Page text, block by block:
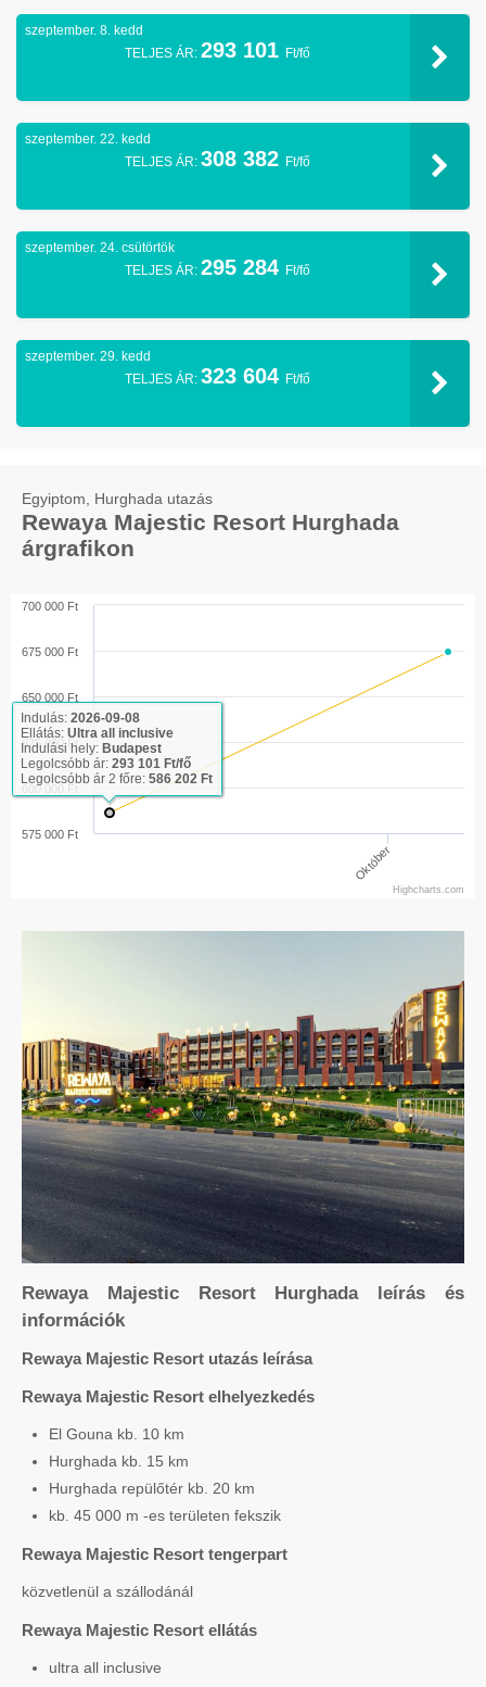
szeptember. 8. kedd
TELJES ÁR: 293 101 Ft/fő
szeptember. 22. kedd
TELJES ÁR: 308 382 Ft/fő
szeptember. 24. csütörtök
TELJES ÁR: 295 284 Ft/fő
szeptember. 29. kedd
TELJES ÁR: 323 604 Ft/fő
Egyiptom, Hurghada utazás
Rewaya Majestic Resort Hurghada
árgrafikon
Október
575 000 Ft
600 000 Ft
625 000 Ft
650 000 Ft
675 000 Ft
700 000 Ft
Highcharts.com
Indulás: 2026-09-08
Ellátás: Ultra all inclusive
Indulási hely: Budapest
Legolcsóbb ár: 293 101 Ft/fő
Legolcsóbb ár 2 főre: 586 202 Ft
Rewaya Majestic Resort Hurghada leírás és
információk
Rewaya Majestic Resort utazás leírása
Rewaya Majestic Resort elhelyezkedés
El Gouna kb. 10 km
Hurghada kb. 15 km
Hurghada repülőtér kb. 20 km
kb. 45 000 m -es területen fekszik
Rewaya Majestic Resort tengerpart
közvetlenül a szállodánál
Rewaya Majestic Resort ellátás
ultra all inclusive